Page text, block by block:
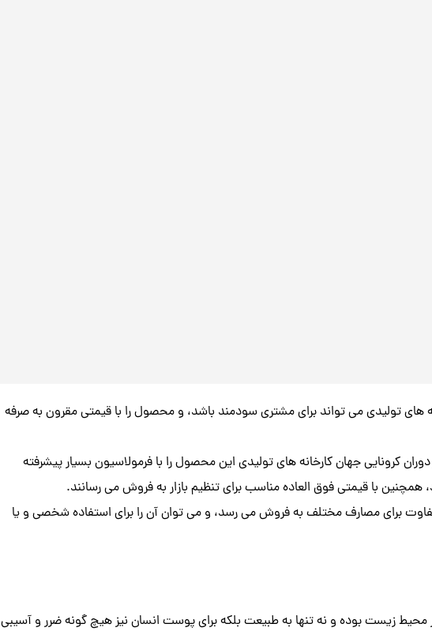
تولیدی می تواند برای مشتری سودمند باشد، و محصول را با قیمتی مقرون به صرفه
کرونایی جهان کارخانه های تولیدی این محصول را با فرمولاسیون بسیار پیشرفته
همچنین با قیمتی فوق العاده مناسب برای تنظیم بازار به فروش می رسانند.
برای مصارف مختلف به فروش می رسد، و می توان آن را برای استفاده شخصی و یا
زیست بوده و نه تنها به طبیعت بلکه برای پوست انسان نیز هیچ گونه ضرر و آسیبی